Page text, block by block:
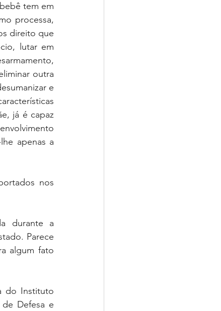
tem em
processa,
direito que
lutar em
outra
e
já é capaz
apenas a
nos
durante a
Parece
algum fato
do Instituto
Defesa e